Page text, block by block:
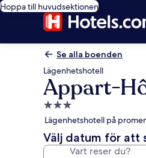
Hoppa till huvudsektionen
Se alla boenden
Lägenhetshotell
Appart-
3.0-
stjärnigt
boende
Lägenhetshotell på
Välj datum för att
Vart reser du?